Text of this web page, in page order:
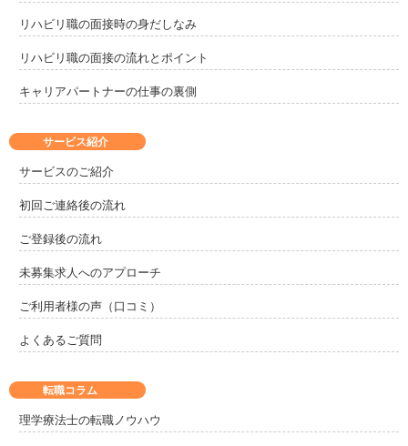
サービス紹介
サービスのご紹介
初回ご連絡後の流れ
ご登録後の流れ
未募集求人へのアプローチ
ご利用者様の声（口コミ）
よくあるご質問
リハビリ職の面接時の身だしなみ
リハビリ職の面接の流れとポイント
キャリアパートナーの仕事の裏側
転職コラム
理学療法士の転職ノウハウ